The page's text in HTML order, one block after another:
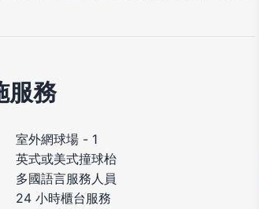
服務
室外網球場 - 1
英式或美式撞球枱
多國語言服務人員
24 小時櫃台服務